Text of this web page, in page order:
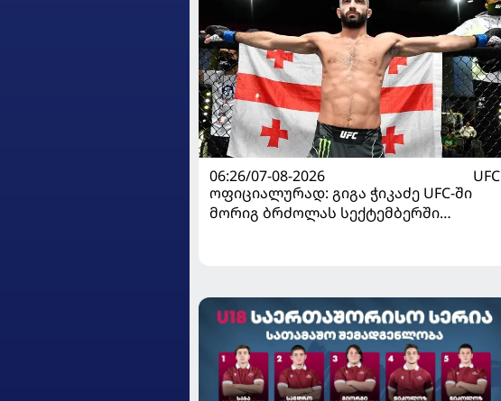
06:26/07-08-2026
UFC
ოფიციალურად: გიგა ჭიკაძე UFC-ში
მორიგ ბრძოლას სექტემბერში